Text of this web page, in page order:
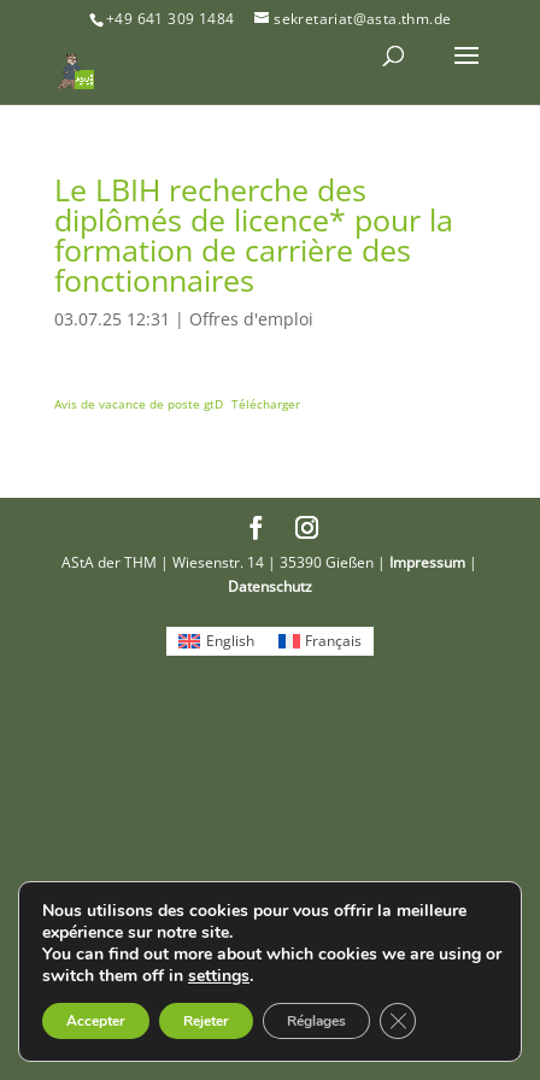
+49 641 309 1484 sekretariat@asta.thm.de
Le LBIH recherche des
diplômés de licence* pour la
formation de carrière des
fonctionnaires
03.07.25 12:31 | Offres d'emploi
Avis de vacance de poste gtD Télécharger
AStA der THM | Wiesenstr. 14 | 35390 Gießen | Impressum |
Datenschutz
Nous utilisons des cookies pour vous offrir la meilleure
expérience sur notre site.
You can find out more about which cookies we are using or
switch them off in settings.
Accepter Rejeter Réglages Fermer la
English Français